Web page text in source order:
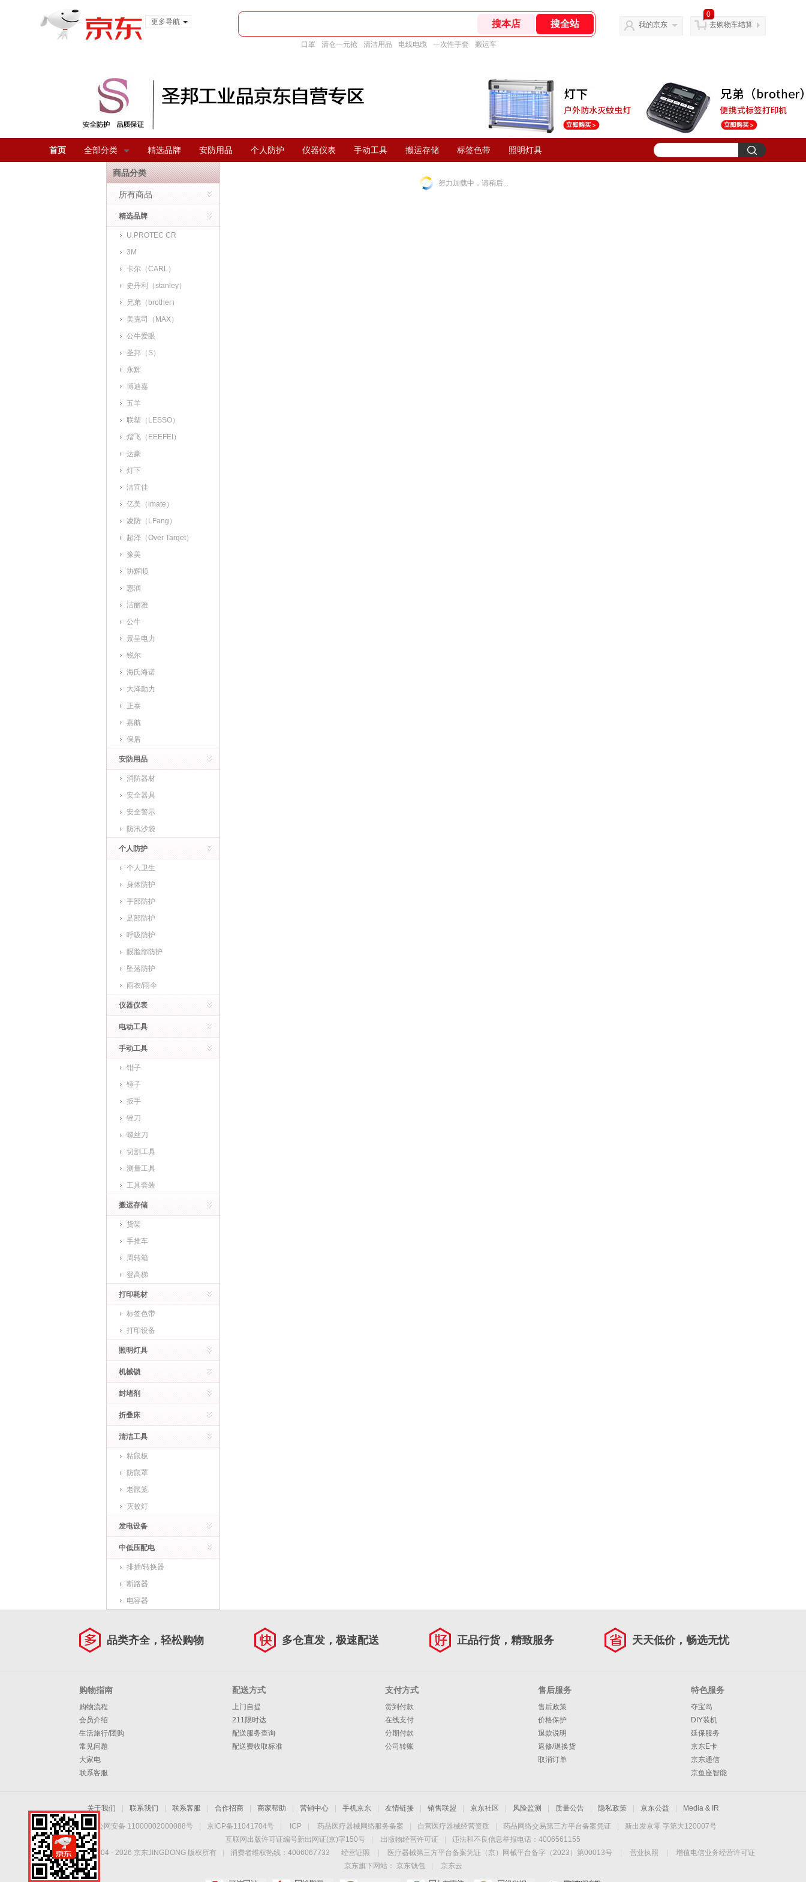
更多导航
口罩 清仓一元抢 清洁用品 电线电缆 一次性手套 搬运车
我的京东
0
去购物车结算
首页 全部分类 精选品牌 安防用品 个人防护 仪器仪表 手动工具 搬运存储 标签色带 照明灯具
商品分类
所有商品
精选品牌
U.PROTEC CR
3M
卡尔（CARL）
史丹利（stanley）
兄弟（brother）
美克司（MAX）
公牛爱眼
圣邦（S）
永辉
博迪嘉
五羊
联塑（LESSO）
熠飞（EEEFEI）
达豪
灯下
洁宜佳
亿美（imate）
凌防（LFang）
超泽（Over Target）
豫美
协辉顺
惠润
洁丽雅
公牛
景呈电力
锐尔
海氏海诺
大泽動力
正泰
嘉航
保盾
安防用品
消防器材
安全器具
安全警示
防汛沙袋
个人防护
个人卫生
身体防护
手部防护
足部防护
呼吸防护
眼脸部防护
坠落防护
雨衣/雨伞
仪器仪表
电动工具
手动工具
钳子
锤子
扳手
锉刀
螺丝刀
切割工具
测量工具
工具套装
搬运存储
货架
手推车
周转箱
登高梯
打印耗材
标签色带
打印设备
照明灯具
机械锁
封堵剂
折叠床
清洁工具
粘鼠板
防鼠罩
老鼠笼
灭蚊灯
发电设备
中低压配电
排插/转换器
断路器
电容器
努力加载中，请稍后...
品类齐全，轻松购物 多仓直发，极速配送 正品行货，精致服务 天天低价，畅选无忧
购物指南
购物流程
会员介绍
生活旅行/团购
常见问题
大家电
联系客服
配送方式
上门自提
211限时达
配送服务查询
配送费收取标准
支付方式
货到付款
在线支付
分期付款
公司转账
售后服务
售后政策
价格保护
退款说明
返修/退换货
取消订单
特色服务
夺宝岛
DIY装机
延保服务
京东E卡
京东通信
京鱼座智能
关于我们 联系我们 联系客服 合作招商 商家帮助 营销中心 手机京东 友情链接 销售联盟 京东社区 风险监测 质量公告 隐私政策 京东公益 Media & IR
京公网安备 11000002000088号 京ICP备11041704号 ICP 药品医疗器械网络服务备案 自营医疗器械经营资质 药品网络交易第三方平台备案凭证
新出发京零 字第大120007号
互联网出版许可证编号新出网证(京)字150号
出版物经营许可证
违法和不良信息举报电话：4006561155
Copyright © 2004 - 2026 京东JINGDONG 版权所有 消费者维权热线：4006067733 经营证照 医疗器械第三方平台备案凭证（京）网械平台备字（2023）第00013号 营业执照
增值电信业务经营许可证
京东旗下网站：
京东钱包
京东云
手机扫一扫，劲爆优